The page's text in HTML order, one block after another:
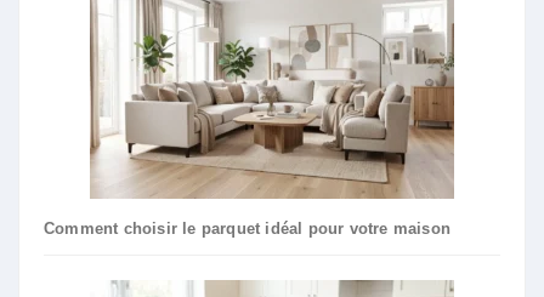
Comment choisir le parquet idéal pour votre maison